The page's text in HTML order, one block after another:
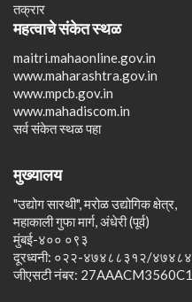
तक्रार
महत्वाचे संकेत स्थळ
maitri.mahaonline.gov.in
www.maharashtra.gov.in
www.mpcb.gov.in
www.mahadiscom.in
सर्व संकेत स्थळ पहा
मुख्यालय
"उद्योग सारथी", मरोळ उद्योगिक क्षेत्र,
महाकाली गुफा मार्ग, अंधेरी (पूर्व)
मुंबई-४०० ०९३
दूरध्वनी: ०२२-४७४८८३१२/
जीएसटी नंबर: